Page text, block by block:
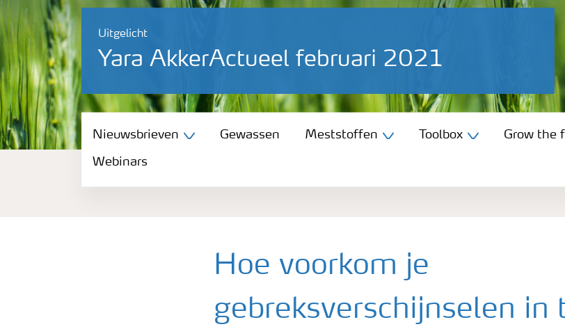
Uitgelicht
Yara AkkerActueel februari 2021
Nieuwsbrieven
Gewassen
Nieuwsbrieven Gewassen Meststoffen Toolbox Grow the
Webinars
Hoe voorkom je
gebreksverschijnselen in